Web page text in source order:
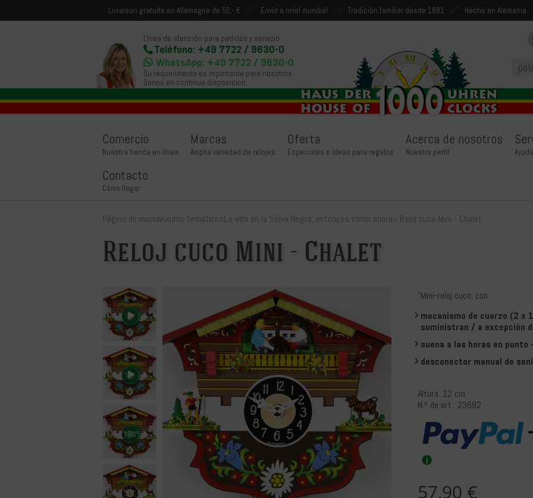
Livraison gratuite en Allemagne de 50,- € Envío a nivel mundial Tradición familiar desde 1881 Hecho en Alemania
Línea de atención para pedidos y servicio
Teléfono: +49 7722 / 9630-0
WhatsApp: +49 7722 / 9630-0
Su requerimento es importante para nosotros
Sonos en continua disposicion.
Comercio
Nuestra tienda en línea
Marcas
Amplia variedad de relojes
Oferta
Especiales e ideas para regalos
Acerca de nosotros
Nuestro perfil
Contacto
Cómo llegar
Página de inicioMundos temáticosLa vida en la Selva Negra, entonces como ahora» Reloj cuco Mini - Chalet
Reloj cuco Mini - Chalet
"Mini-reloj cuco, con
mecanismo de cuarzo (2 x
suministran / a excepción
suena a las horas en
desconector manual de
Altura: 12 cm
N.º de art.: 23692
57,90 €